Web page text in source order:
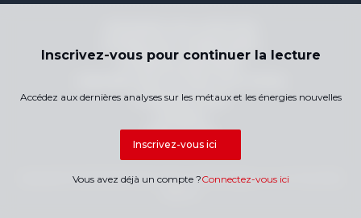
Inscrivez-vous pour continuer la lecture
Accédez aux dernières analyses sur les métaux et les énergies nouvelles
Inscrivez-vous ici
Vous avez déjà un compte ?Connectez-vous ici
Politique de confidentialité
Conditions générales
Contactez-nous
Plan du site
Copyright © 2026 SMM Information & Technology Co., Ltd. Tous droits